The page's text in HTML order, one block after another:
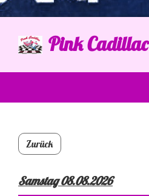
Pink Cadillac
Zurück
Samstag 08.08.2026